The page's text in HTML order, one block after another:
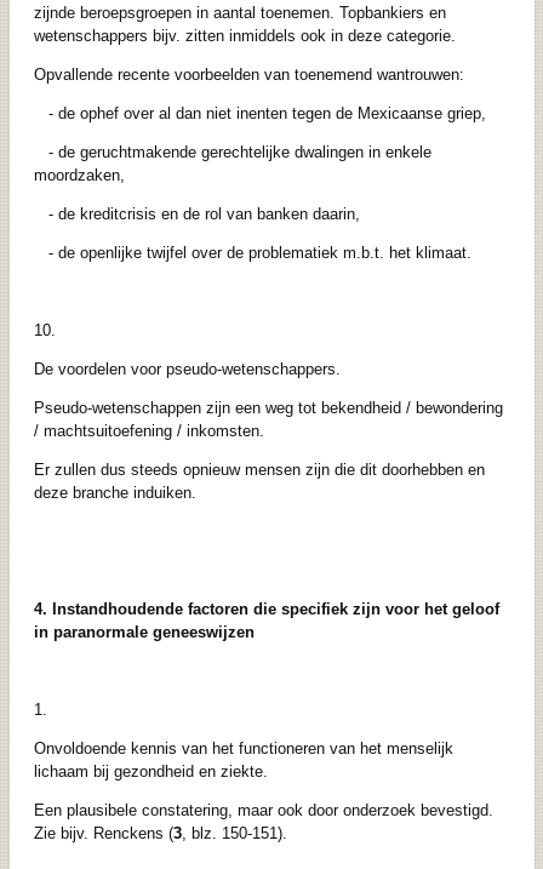
zijnde beroepsgroepen in aantal toenemen. Topbankiers en
wetenschappers bijv. zitten inmiddels ook in deze categorie.
Opvallende recente voorbeelden van toenemend wantrouwen:
- de ophef over al dan niet inenten tegen de Mexicaanse griep,
- de geruchtmakende gerechtelijke dwalingen in enkele
moordzaken,
- de kreditcrisis en de rol van banken daarin,
- de openlijke twijfel over de problematiek m.b.t. het klimaat.
10.
De voordelen voor pseudo-wetenschappers.
Pseudo-wetenschappen zijn een weg tot bekendheid / bewondering
/ machtsuitoefening / inkomsten.
Er zullen dus steeds opnieuw mensen zijn die dit doorhebben en
deze branche induiken.
4. Instandhoudende factoren die specifiek zijn voor het geloof
in paranormale geneeswijzen
1.
Onvoldoende kennis van het functioneren van het menselijk
lichaam bij gezondheid en ziekte.
Een plausibele constatering, maar ook door onderzoek bevestigd.
Zie bijv. Renckens (3, blz. 150-151).